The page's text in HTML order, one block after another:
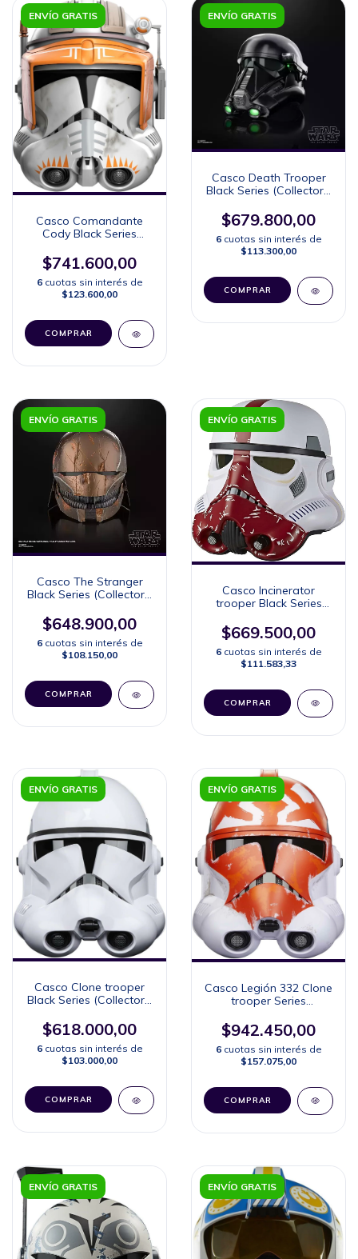
ENVÍO GRATIS
Casco Comandante
Cody Black Series
$741.600,00
6 cuotas sin interés de
$123.600,00
ENVÍO GRATIS
Casco Death Trooper
Black Series (Collector's
$679.800,00
6 cuotas sin interés de
$113.300,00
ENVÍO GRATIS
Casco The Stranger
Black Series (Collector's
$648.900,00
6 cuotas sin interés de
$108.150,00
ENVÍO GRATIS
Casco Incinerator
trooper Black Series
$669.500,00
6 cuotas sin interés de
$111.583,33
ENVÍO GRATIS
Casco Clone trooper
Black Series (Collector's
$618.000,00
6 cuotas sin interés de
$103.000,00
ENVÍO GRATIS
Casco Legión 332 Clone
trooper Series
$942.450,00
6 cuotas sin interés de
$157.075,00
ENVÍO GRATIS ENVÍO GRATIS